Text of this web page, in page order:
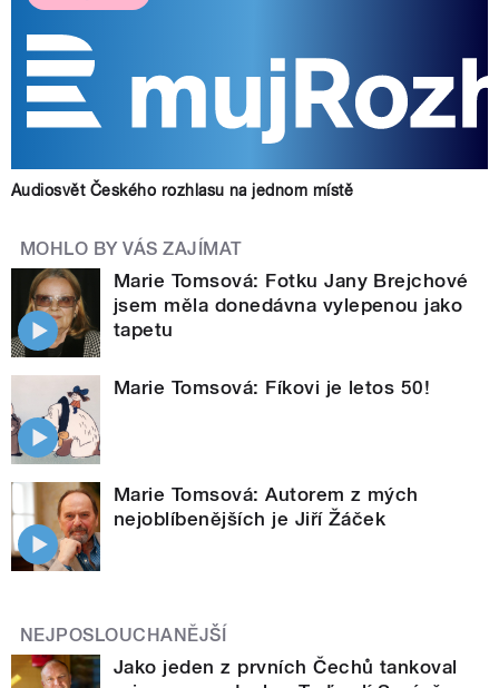
Audiosvět Českého rozhlasu na jednom místě
MOHLO BY VÁS ZAJÍMAT
Marie Tomsová: Fotku Jany Brejchové
jsem měla donedávna vylepenou jako
tapetu
Marie Tomsová: Fíkovi je letos 50!
Marie Tomsová: Autorem z mých
nejoblíbenějších je Jiří Žáček
NEJPOSLOUCHANĚJŠÍ
Jako jeden z prvních Čechů tankoval